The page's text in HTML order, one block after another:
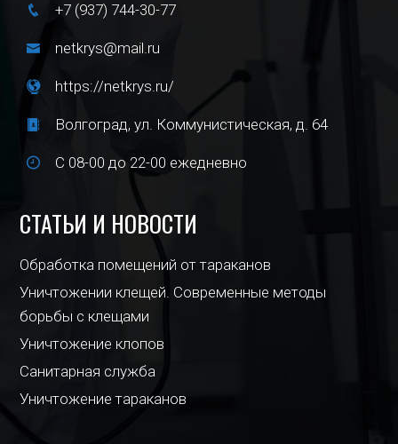
+7 (937) 744-30-77
netkrys@mail.ru
https://netkrys.ru/
Волгоград, ул. Коммунистическая, д. 64
С 08-00 до 22-00 ежедневно
СТАТЬИ И НОВОСТИ
Обработка помещений от тараканов
Уничтожении клещей. Современные методы
борьбы с клещами
Уничтожение клопов
Санитарная служба
Уничтожение тараканов